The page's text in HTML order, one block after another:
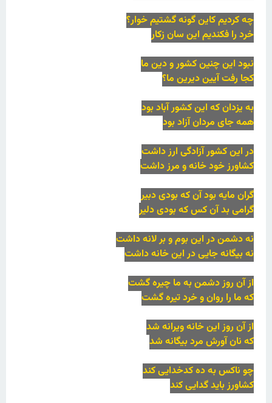
چه کردیم کاین گونه گشتیم خوار؟
خرد را فکندیم این سان زکار
نبود این چنین کشور و دین ما
کجا رفت آیین دیرین ما؟
به یزدان که این کشور آباد بود
همه جای مردان آزاد بود
در این کشور آزادگی ارز داشت
کشاورز خود خانه و مرز داشت
گران مایه بود آن که بودی دبیر
گرامی بد آن کس که بودی دلیر
نه دشمن در این بوم و بر لانه داشت
نه بیگانه جایی در این خانه داشت
از آن روز دشمن به ما چیره گشت
که ما را روان و خرد تیره گشت
از آن روز این خانه ویرانه شد
که نان آورش مرد بیگانه شد
چو ناکس به ده کدخدایی کند
کشاورز باید گدایی کند